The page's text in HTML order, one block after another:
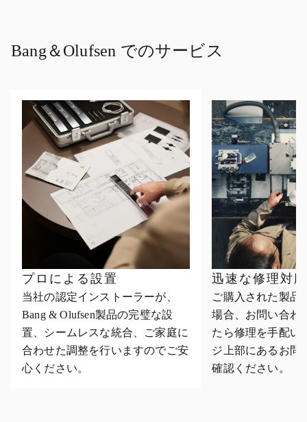
Bang＆Olufsen でのサービス
プロによる設置
当社の認定インストーラーが、
Bang & Olufsen製品の完璧な設
置、シームレスな統合、ご家庭に
合わせた調整を行いますのでご安
心ください。
迅速な修理対
ご購入された製品
場合、お問い合わ
たら修理を手配い
ジ上部にあるお問
確認ください。